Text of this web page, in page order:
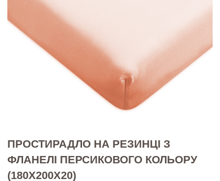
ПРОСТИРАДЛО НА РЕЗИНЦІ З
ФЛАНЕЛІ ПЕРСИКОВОГО КОЛЬОРУ
(180Х200Х20)